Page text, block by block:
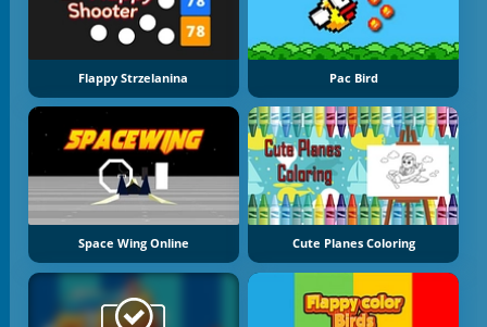
Flappy Strzelanina Pac Bird
Space Wing Online Cute Planes Coloring